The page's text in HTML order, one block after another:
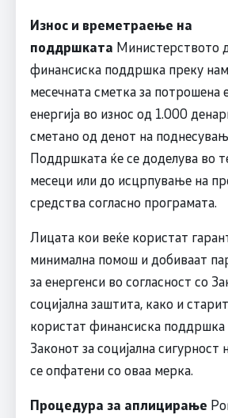
Износ и времетраење на
поддршката Министерството
финансиска поддршка преку
месечната сметка за потрошена
енергија во износ од 1.000
сметано од денот на
Поддршката ќе се доделува во
месеци или до исцрпување на
средства согласно програмата.
Лицата кои веќе користат
минимална помош и добиваат
за енергенси во согласност со
социјална заштита, како и
користат финансиска поддршка
Законот за социјална сигурност
се опфатени со оваа мерка.
Процедура за аплицирање